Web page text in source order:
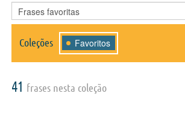
Coleções Favoritos
41 frases nesta coleção